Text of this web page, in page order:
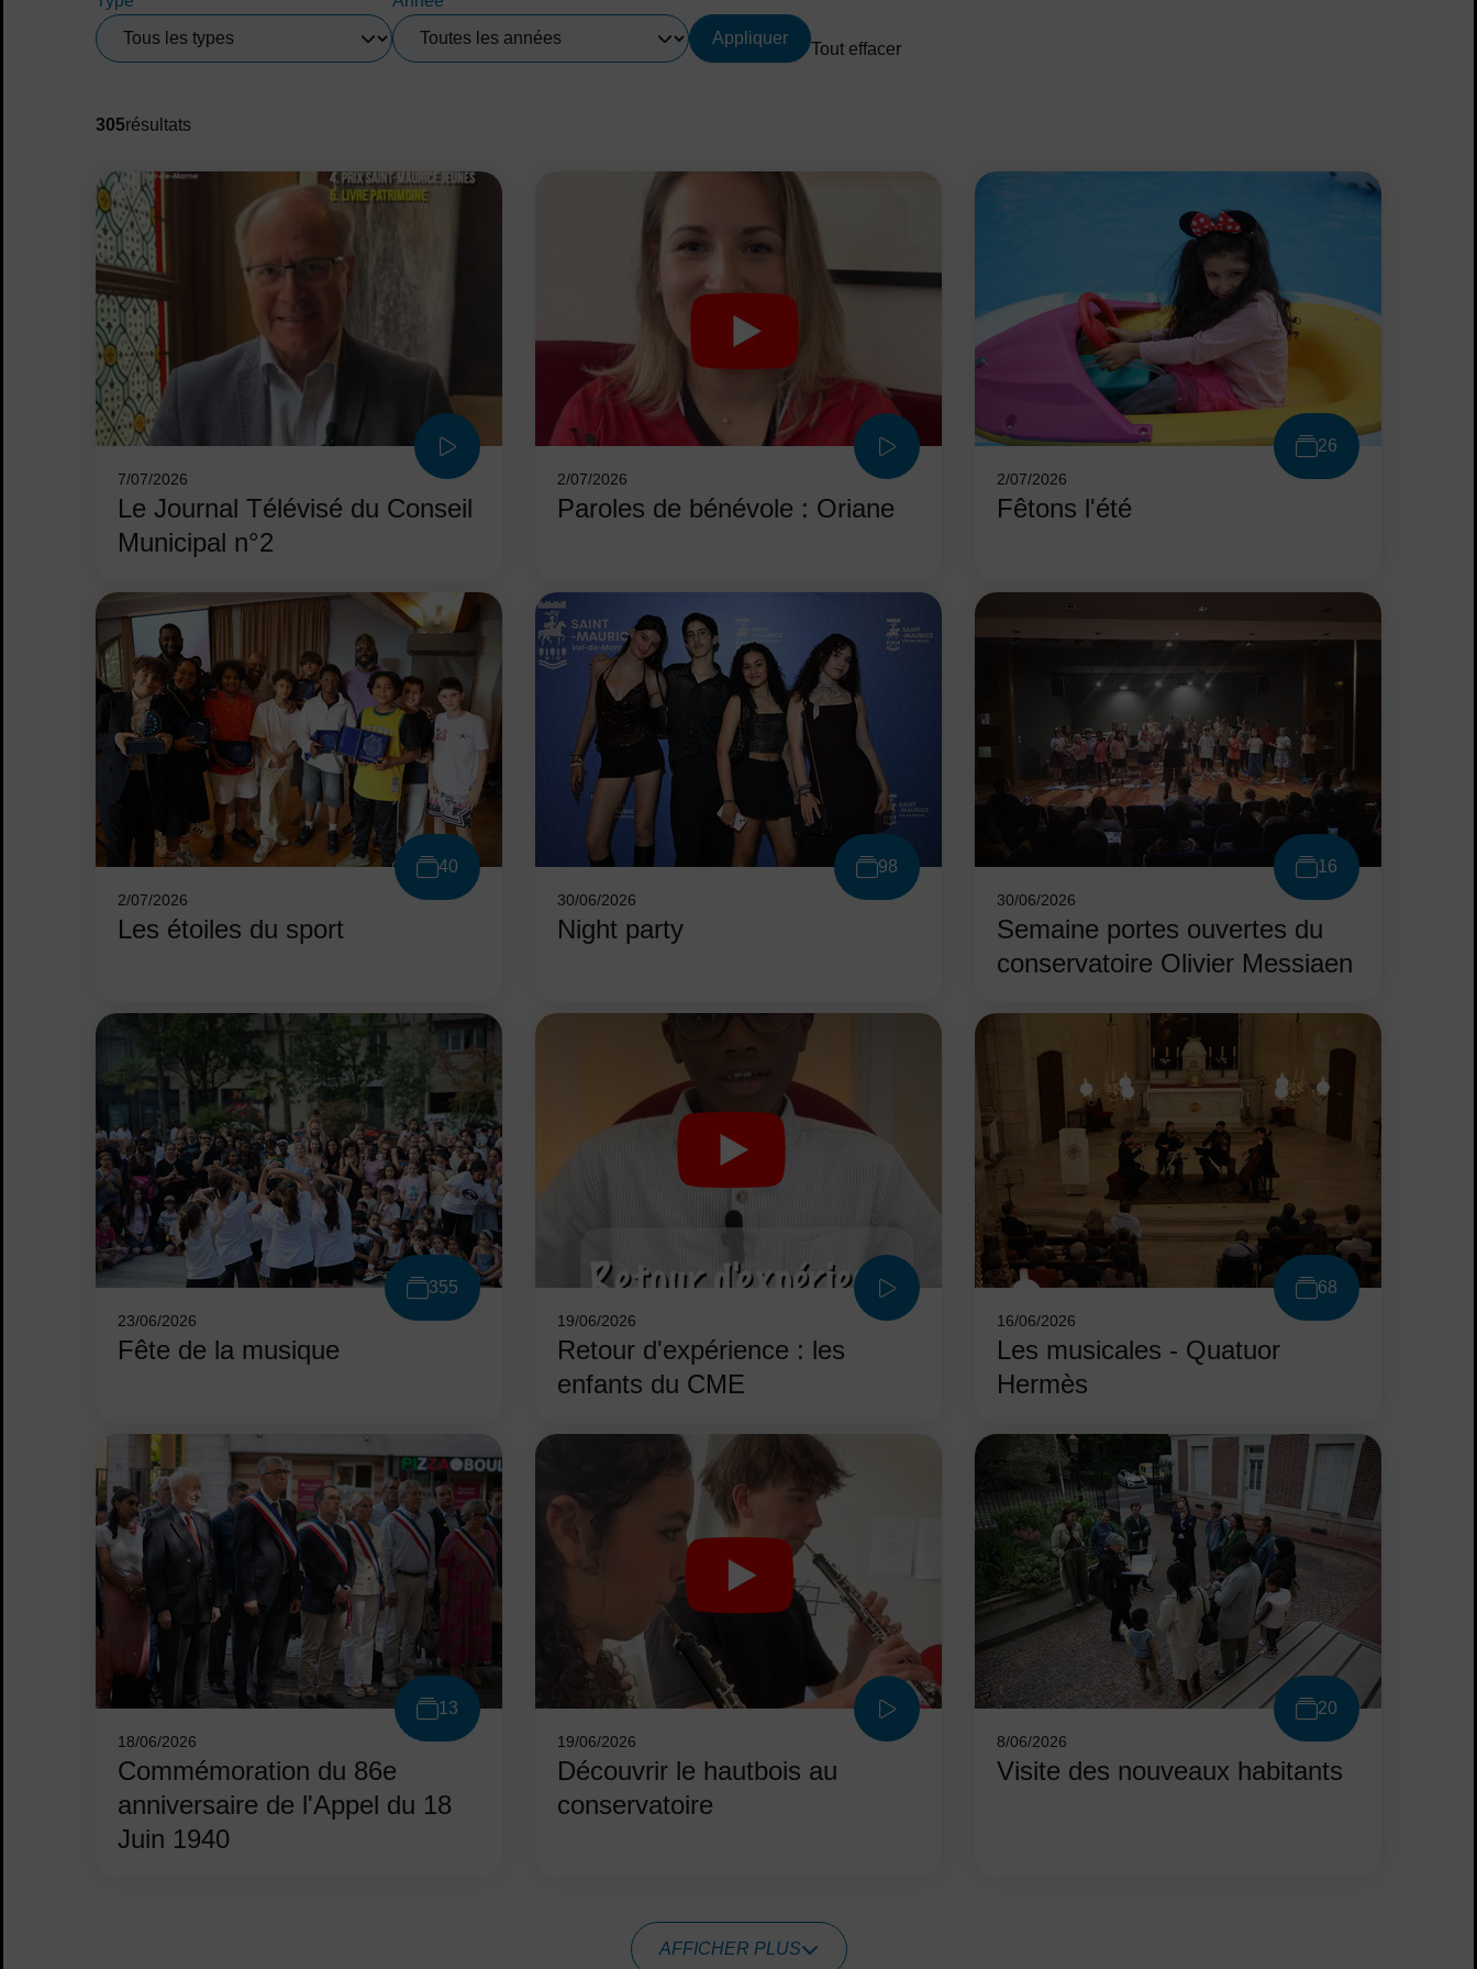
Appliquer
Tout effacer
305résultats
Liste des vidéos et galeries
Le Journal Télévisé du Conseil
Municipal n°2
7/07/2026
Paroles de bénévole : Oriane
2/07/2026
Fêtons l'été
2/07/2026
26
Les étoiles du sport
2/07/2026
40
Night party
30/06/2026
98
Semaine portes ouvertes du
conservatoire Olivier Messiaen
30/06/2026
16
Fête de la musique
23/06/2026
355
Retour d'expérience : les
enfants du CME
19/06/2026
Les musicales - Quatuor
Hermès
16/06/2026
68
Commémoration du 86e
anniversaire de l'Appel du 18
Juin 1940
18/06/2026
13
Découvrir le hautbois au
conservatoire
19/06/2026
Visite des nouveaux habitants
8/06/2026
20
AFFICHER PLUS